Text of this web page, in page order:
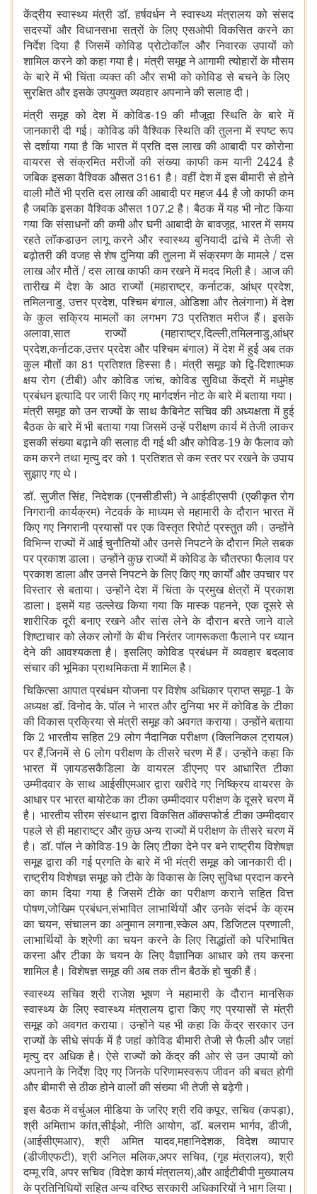
केंद्रीय स्वास्थ्य मंत्री डॉ. हर्षवर्धन ने स्वास्थ्य मंत्रालय को संसद
सदस्यों और विधानसभा सत्रों के लिए एसओपी विकसित करने का
निर्देश दिया है जिसमें कोविड ​​प्रोटोकॉल और निवारक उपायों को
शामिल करने को कहा गया है। मंत्री समूह ने आगामी त्योहारों के मौसम
के बारे में भी चिंता व्यक्त की और सभी को कोविड से बचने के लिए ​​
सुरक्षित और इसके उपयुक्त व्यवहार अपनाने की सलाह दी।
मंत्री समूह को देश में कोविड-19 की मौजूदा स्थिति के बारे में
जानकारी दी गई। कोविड की वैश्विक स्थिति की तुलना में स्पष्ट रूप
से दर्शाया गया है कि भारत में प्रति दस लाख की आबादी पर कोरोना
वायरस से संक्रमित मरीजों की संख्या काफी कम यानी 2424 है
जबिक इसका वैश्विक औसत3161है। वहीं देश में इस बीमारी से होने
वाली मौतें भी प्रति दस लाख की आबादी पर महज 44 है जो काफी कम
है जबकि इसका वैश्विक औसत 107.2है। बैठक में यह भी नोट किया
गया कि संसाधनों की कमी और घनी आबादी के बावजूद, भारत में समय
रहते लॉकडाउन लागू करने और स्वास्थ्य बुनियादी ढांचे में तेजी से
बढ़ोतरी की वजह से शेष दुनिया की तुलना में संक्रमण के मामले / दस
लाख और मौतें / दस लाख काफी कम रखने में मदद मिली है। आज की
तारीख में देश के आठ राज्यों (महाराष्ट्र,कर्नाटक, आंध्र प्रदेश,
तमिलनाडु,उत्तर प्रदेश,पश्चिम बंगाल,ओडिशा और तेलंगाना) में देश
के कुल सक्रिय मामलों का लगभग 73 प्रतिशत मरीज हैं। इसके
अलावा,सात राज्यों (महाराष्ट्र,दिल्ली,तमिलनाडु,आंध्र
प्रदेश,कर्नाटक,उत्तर प्रदेश और पश्चिम बंगाल) में देश में हुई अब तक
कुल मौतों का 81 प्रतिशत हिस्सा है। मंत्री समूह को द्वि-दिशात्मक
क्षय रोग (टीबी) और कोविड जांच, कोविड सुविधा केंद्रों में मधुमेह
प्रबंधन इत्यादि पर जारी किए गए मार्गदर्शन नोट के बारे में बताया गया।
मंत्री समूह को उन राज्यों के साथ कैबिनेट सचिव की अध्यक्षता में हुई
बैठक के बारे में भी बताया गया जिसमें उन्हें परीक्षण कार्य में तेजी लाकर
इसकी संख्या बढ़ाने की सलाह दी गई थी और कोविड-19 के फैलाव को
कम करने तथा मृत्यु दर को 1 प्रतिशत से कम स्तर पर रखने के उपाय
सुझाए गए थे।
डॉ. सुजीत सिंह,निदेशक (एनसीडीसी) ने आईडीएसपी (एकीकृत रोग
निगरानी कार्यक्रम) नेटवर्क के माध्यम से महामारी के दौरान भारत में
किए गए निगरानी प्रयासों पर एक विस्तृत रिपोर्ट प्रस्तुत की। उन्होंने
विभिन्न राज्यों में आई चुनौतियों और उनसे निपटने के दौरान मिले सबक
पर प्रकाश डाला। उन्होंने कुछ राज्यों में कोविड के चौतरफा फैलाव पर
प्रकाश डाला और उनसे निपटने के लिए किए गए कार्यों और उपचार पर
विस्तार से बताया। उन्होंने देश में चिंता के प्रमुख क्षेत्रों में प्रकाश
डाला। इसमें यह उल्लेख किया गया कि मास्क पहनने, एक दूसरे से
शारीरिक दूरी बनाए रखने और सांस लेने के दौरान बरते जाने वाले
शिष्टाचार को लेकर लोगों के बीच निरंतर जागरूकता फैलाने पर ध्यान
देने की आवश्यकता है। इसलिए कोविड प्रबंधन में व्यवहार बदलाव
संचार की भूमिका प्राथमिकता में शामिल है।
चिकित्सा आपात प्रबंधन योजना पर विशेष अधिकार प्राप्त समूह-1 के
अध्यक्ष डॉ. विनोद के. पॉल ने भारत और दुनिया भर में कोविड के टीका
की विकास प्रक्रिया से मंत्री समूह को अवगत कराया। उन्होंने बताया
कि 2 भारतीय सहित 29 लोग नैदानिक परीक्षण (क्लिनिकल ट्रायल)
पर हैं,जिनमें से 6 लोग परीक्षण के तीसरे चरण में हैं। उन्होंने कहा कि
भारत में ज़ायडसकैडिला के वायरल डीएनए पर आधारित टीका
उम्मीदवार के साथ आईसीएमआर द्वारा खरीदे गए निष्क्रिय वायरस के
आधार पर भारत बायोटेक का टीका उम्मीदवार परीक्षण के दूसरे चरण में
है। भारतीय सीरम संस्थान द्वारा विकसित ऑक्सफोर्ड टीका उम्मीदवार
पहले से ही महाराष्ट्र और कुछ अन्य राज्यों में परीक्षण के तीसरे चरण में
है। डॉ. पॉल ने कोविड-19 के लिए टीका देने पर बने राष्ट्रीय विशेषज्ञ
समूह द्वारा की गई प्रगति के बारे में भी मंत्री समूह को जानकारी दी।
राष्ट्रीय विशेषज्ञ समूह को टीके के विकास के लिए सुविधा प्रदान करने
का काम दिया गया है जिसमें टीके का परीक्षण कराने सहित वित्त
पोषण,जोखिम प्रबंधन,संभावित लाभार्थियों और उनके संदर्भ के क्रम
का चयन, संचालन का अनुमान लगाना,स्केल अप,डिजिटल प्रणाली,
लाभार्थियों के श्रेणी का चयन करने के लिए सिद्धांतों को परिभाषित
करना और टीका के चयन के लिए वैज्ञानिक आधार को तय करना
शामिल है। विशेषज्ञ समूह की अब तक तीन बैठकें हो चुकी हैं।
स्वास्थ्य सचिव श्री राजेश भूषण ने महामारी के दौरान मानसिक
स्वास्थ्य के लिए स्वास्थ्य मंत्रालय द्वारा किए गए प्रयासों से मंत्री
समूह को अवगत कराया। उन्होंने यह भी कहा कि केंद्र सरकार उन
राज्यों के सीधे संपर्क में है जहां कोविड बीमारी तेजी से फैली और जहां
मृत्यु दर अधिक है। ऐसे राज्यों को केंद्र की ओर से उन उपायों को
अपनाने के निर्देश दिए गए जिनके परिणामस्वरूप जीवन की बचत होगी
और बीमारी से ठीक होने वालों की संख्या भी तेजी से बढ़ेगी।
इस बैठक में वर्चुअल मीडिया के जरिए श्री रवि कपूर,सचिव (कपड़ा),
श्री अमिताभ कांत,सीईओ, नीति आयोग, डॉ. बलराम भार्गव, डीजी,
(आईसीएमआर), श्री अमित यादव,महानिदेशक, विदेश व्यापार
(डीजीएफटी), श्री अनिल मलिक,अपर सचिव, (गृह मंत्रालय), श्री
दम्मू रवि, अपर सचिव (विदेश कार्य मंत्रालय),और आईटीबीपी मुख्यालय
के प्रतिनिधियों सहित अन्य वरिष्ठ सरकारी अधिकारियों ने भाग लिया।